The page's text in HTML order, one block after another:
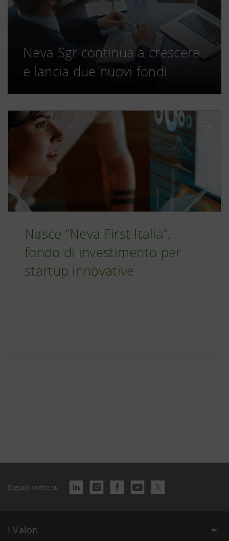
Neva Sgr continua a crescere
e lancia due nuovi fondi
Nasce “Neva First Italia”,
fondo di investimento per
startup innovative
Seguici anche su
I Valori